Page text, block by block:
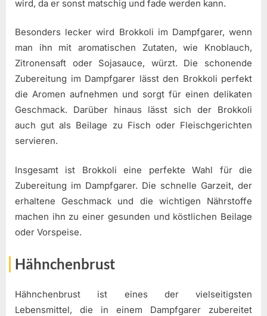
wird, da er sonst matschig und fade werden kann.
Besonders lecker wird Brokkoli im Dampfgarer, wenn
man ihn mit aromatischen Zutaten, wie Knoblauch,
Zitronensaft oder Sojasauce, würzt. Die schonende
Zubereitung im Dampfgarer lässt den Brokkoli perfekt
die Aromen aufnehmen und sorgt für einen delikaten
Geschmack. Darüber hinaus lässt sich der Brokkoli
auch gut als Beilage zu Fisch oder Fleischgerichten
servieren.
Insgesamt ist Brokkoli eine perfekte Wahl für die
Zubereitung im Dampfgarer. Die schnelle Garzeit, der
erhaltene Geschmack und die wichtigen Nährstoffe
machen ihn zu einer gesunden und köstlichen Beilage
oder Vorspeise.
Hähnchenbrust
Hähnchenbrust ist eines der vielseitigsten
Lebensmittel, die in einem Dampfgarer zubereitet